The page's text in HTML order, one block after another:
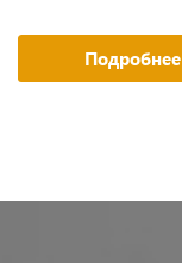
Подробнее